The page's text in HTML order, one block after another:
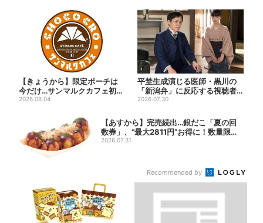
【きょうから】限定ポーチは
今だけ…サンマルクカフェ初の
「夏福袋」、実質無料でレア...
2026.08.04
平埜生成演じる医師・黒川の
「新潟弁」に反応する視聴者
続出「グッときた」
2026.07.30
【あすから】完売続出…銀だこ「夏の回
数券」、“最大2811円”お得に！数量限定
で
2026.07.31
Recommended by